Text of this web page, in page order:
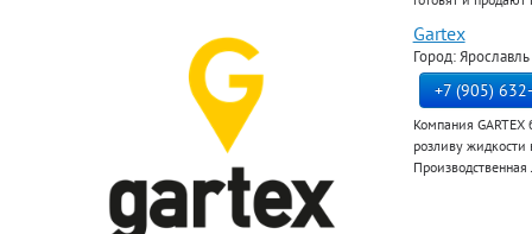
Gartex
Город: Ярославль
+7 (905)
Компания
розливу жидкости